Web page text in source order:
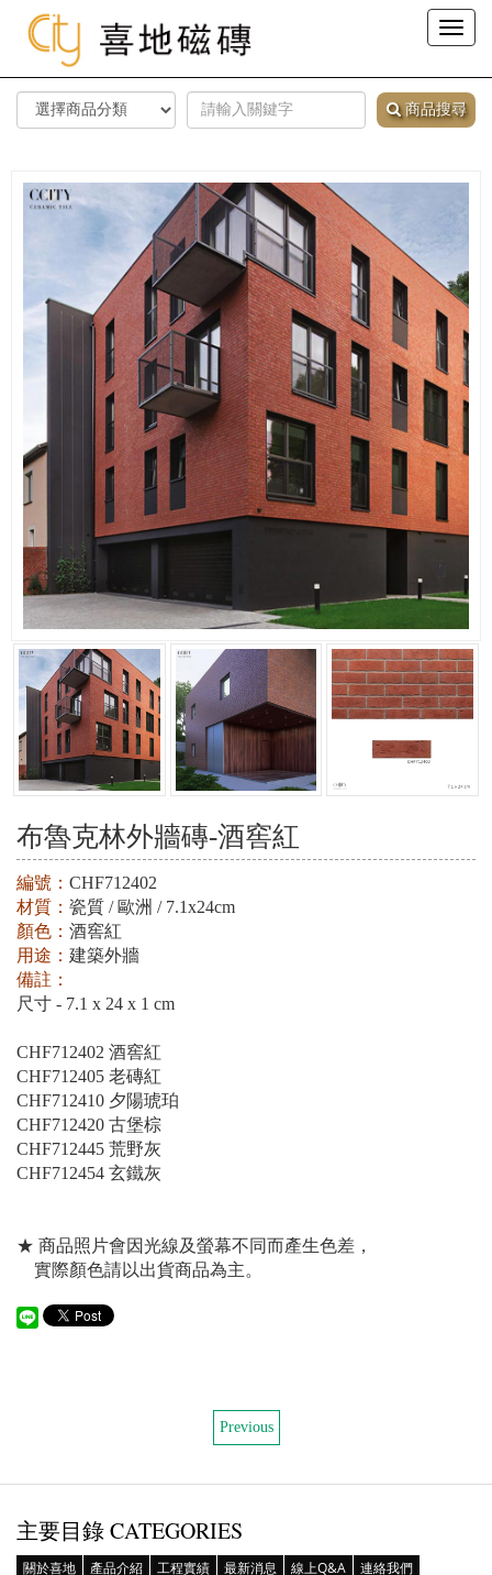
Toggle
商品搜尋
布魯克林外牆磚-酒窖紅
編號： CHF712402
材質： 瓷質 / 歐洲 / 7.1x24cm
顏色： 酒窖紅
用途： 建築外牆
備註：
尺寸 - 7.1 x 24 x 1 cm
CHF712402 酒窖紅
CHF712405 老磚紅
CHF712410 夕陽琥珀
CHF712420 古堡棕
CHF712445 荒野灰
CHF712454 玄鐵灰
★ 商品照片會因光線及螢幕不同而產生色差，
實際顏色請以出貨商品為主。
Previous
主要目錄 CATEGORIES
關於喜地 產品介紹 工程實績 最新消息 線上Q&A 連絡我們